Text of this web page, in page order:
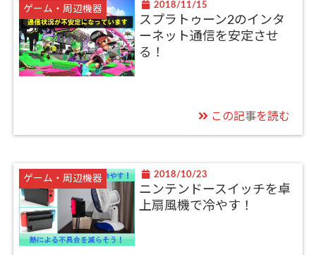
ゲーム・周辺機器 2018/11/15
スプラトゥーン2のインタ
ーネット通信を安定させ
る！
この記事を読む
ゲーム・周辺機器 2018/10/23
ニンテンドースイッチを卓
上扇風機で冷やす！